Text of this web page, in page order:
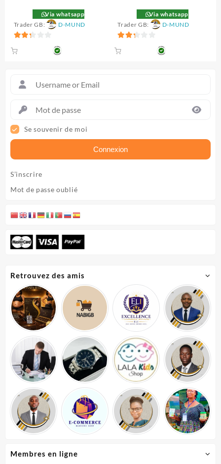
Se souvenir de moi
Connexion
S’inscrire
Mot de passe oublié
initial
était :
15.500 CFA.
Via whatsapp
Trader GB:
D-MUND
sur 5
Via whatsapp
Trader GB:
D-MUND
sur 5
Retrouvez des amis
Membres en ligne